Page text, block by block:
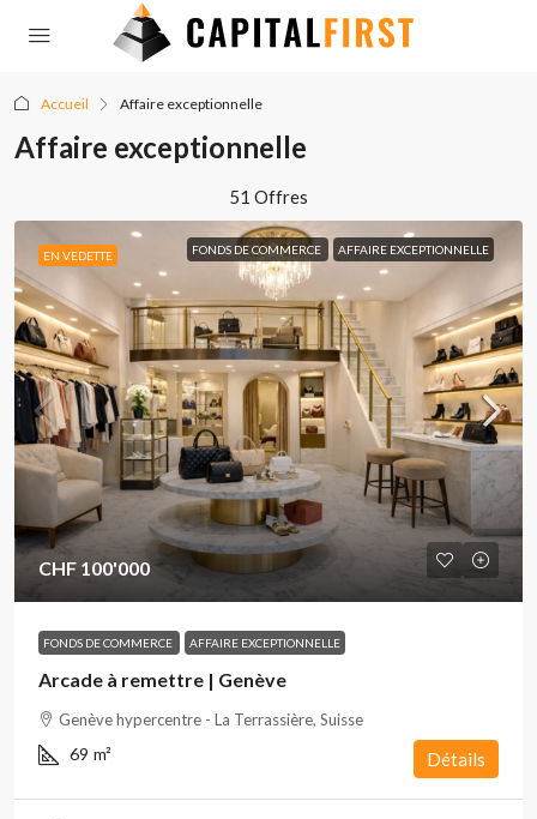
Accueil Affaire exceptionnelle
Affaire exceptionnelle
51 Offres
EN VEDETTE FONDS DE COMMERCE AFFAIRE EXCEPTIONNELLE
CHF 100'000
FONDS DE COMMERCE AFFAIRE EXCEPTIONNELLE
Arcade à remettre | Genève
Genève hypercentre - La Terrassière, Suisse
69 m² Détails